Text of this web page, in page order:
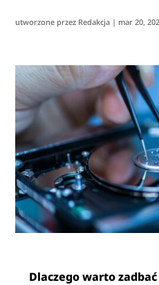
utworzone przez Redakcja | mar 20,
Dlaczego warto